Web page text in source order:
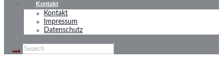
Kontakt
Kontakt
Impressum
Datenschutz